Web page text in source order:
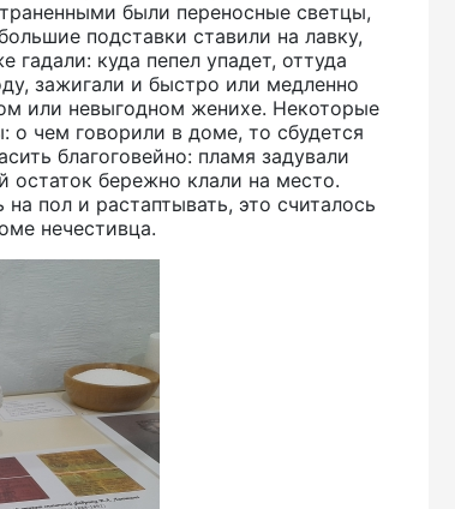
были переносные светцы,
подставки ставили на лавку,
куда пепел упадет, оттуда
зажигали и быстро или медленно
или невыгодном женихе. Некоторые
чем говорили в доме, то сбудется
благоговейно: пламя задували
остаток бережно клали на место.
пол и растаптывать, это считалось
нечестивца.